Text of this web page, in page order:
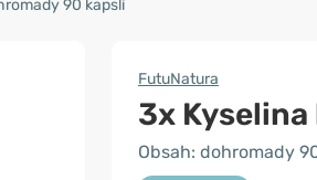
90 kapslí
FutuNatura
3x
Obsah: dohromady